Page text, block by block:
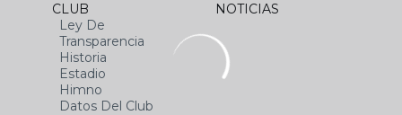
CLUB
Ley De
Transparencia
Historia
Estadio
Himno
Datos Del Club
NOTICIAS